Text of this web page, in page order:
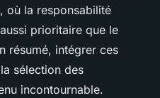
, où la responsabilité
prioritaire que le
résumé, intégrer ces
sélection des
incontournable.